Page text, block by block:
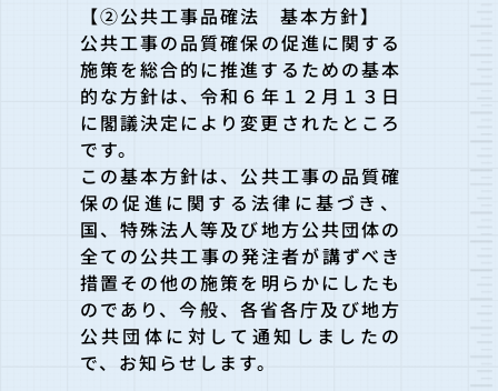
【②公共工事品確法 基本方針】
公共工事の品質確保の促進に関する
施策を総合的に推進するための基本
的な方針は、令和６年１２月１３日
に閣議決定により変更されたところ
です。
この基本方針は、公共工事の品質確
保の促進に関する法律に基づき 、
国、特殊法人等及び地方公共団体の
全ての公共工事の発注者が講ずべき
措置その他の施策を明らかにしたも
のであり、今般、各省各庁及び地方
公共団体に対して通知しましたの
で、お知らせします。